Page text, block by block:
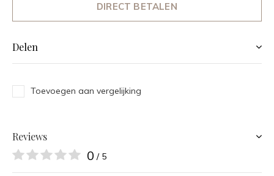
DIRECT BETALEN
Delen
Toevoegen aan vergelijking
Reviews
0 / 5